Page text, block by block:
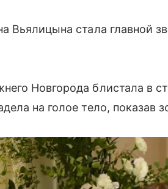
Вьялицына стала главной
Новгорода блистала в
на голое тело, показав